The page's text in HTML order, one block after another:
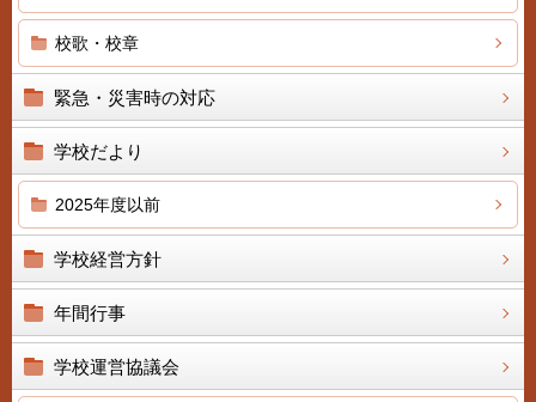
校歌・校章
緊急・災害時の対応
学校だより
2025年度以前
学校経営方針
年間行事
学校運営協議会